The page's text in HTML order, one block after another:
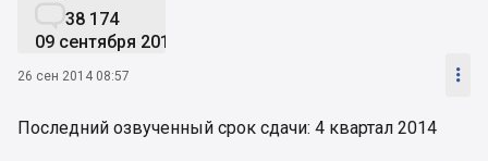
38 174
09 сентября 2019
26 сен 2014 08:57 
Последний озвученный срок сдачи: 4 квартал 2014